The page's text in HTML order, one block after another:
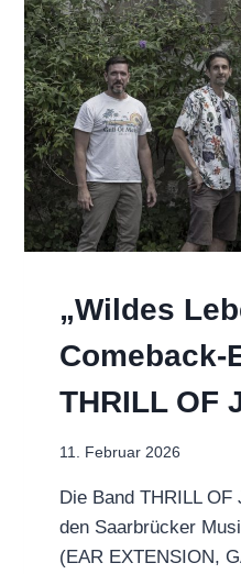
„Wildes
Comeback-
THRILL OF
11. Februar 2026
Die Band THRILL
den Saarbrücker
(EAR EXTENSION,